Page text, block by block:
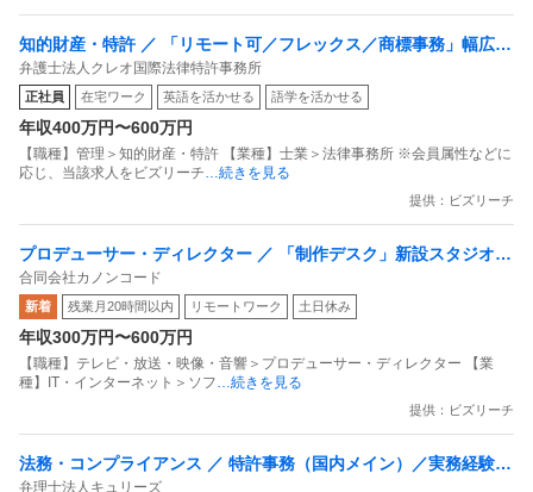
知的財産・特許 ／ 「リモート可／フレックス／商標事務」幅広い
リーガルサービスをワンストップで提供／商標事務の全般を複数
名のチームで担当／土日祝休・在宅勤務手当あり・昼食補助制度
あり
弁護士法人クレオ国際法律特許事務所
正社員 在宅ワーク 英語を活かせる 語学を活かせる
年収400万円〜600万円
【職種】管理＞知的財産・特許 【業種】士業＞法律事務所 ※会員属性などに
応じ、当該求人をビズリーチ…続きを見る
提供：ビズリーチ
プロデューサー・ディレクター ／ 「制作デスク」新設スタジオの
コアメンバー募集！元請け3作品進行中（うち2作品オリジナル）
／土日祝休み・残業少なめ
合同会社カノンコード
新着 残業月20時間以内 リモートワーク 土日休み
年収300万円〜600万円
【職種】テレビ・放送・映像・音響＞プロデューサー・ディレクター 【業
種】IT・インターネット＞ソフ…続きを見る
提供：ビズリーチ
法務・コンプライアンス ／ 特許事務（国内メイン）／実務経験必
弁理士法人キュリーズ